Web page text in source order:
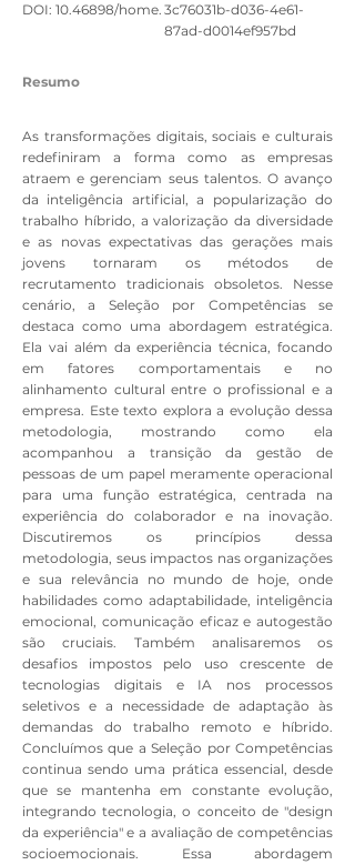
DOI: 10.46898/home. 3c76031b-d036-4e61-
87ad-d0014ef957bd
Resumo
As transformações digitais, sociais e culturais
redefiniram a forma como as empresas
atraem e gerenciam seus talentos. O avanço
da inteligência artificial, a popularização do
trabalho híbrido, a valorização da diversidade
e as novas expectativas das gerações mais
jovens tornaram os métodos de
recrutamento tradicionais obsoletos. Nesse
cenário, a Seleção por Competências se
destaca como uma abordagem estratégica.
Ela vai além da experiência técnica, focando
em fatores comportamentais e no
alinhamento cultural entre o profissional e a
empresa. Este texto explora a evolução dessa
metodologia, mostrando como ela
acompanhou a transição da gestão de
pessoas de um papel meramente operacional
para uma função estratégica, centrada na
experiência do colaborador e na inovação.
Discutiremos os princípios dessa
metodologia, seus impactos nas organizações
e sua relevância no mundo de hoje, onde
habilidades como adaptabilidade, inteligência
emocional, comunicação eficaz e autogestão
são cruciais. Também analisaremos os
desafios impostos pelo uso crescente de
tecnologias digitais e IA nos processos
seletivos e a necessidade de adaptação às
demandas do trabalho remoto e híbrido.
Concluímos que a Seleção por Competências
continua sendo uma prática essencial, desde
que se mantenha em constante evolução,
integrando tecnologia, o conceito de "design
da experiência" e a avaliação de competências
socioemocionais. Essa abordagem